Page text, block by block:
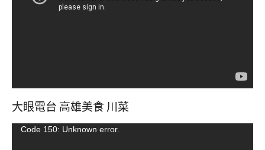
大眼電台 高雄美食 川菜
視Code 150: Unknown error.